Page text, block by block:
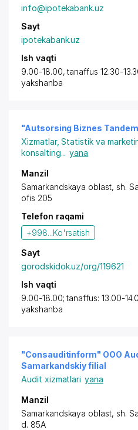
info@ipotekabank.uz
Sayt
ipotekabank.uz
Ish vaqti
9.00-18.00, tanaffus 12.30-
yakshanba
"Autsorsing Biznes
Xizmatlar,Statistik va
konsalting... yana
Manzil
Samarkandskaya oblast, sh.
ofis 205
Telefon raqami
+998...Ko'rsatish
Sayt
gorodskidok.uz/org/119621
Ish vaqti
9.00-18.00; tanaffus: 13.00-
yakshanba
"Consauditinform" OOO
Samarkandskiy filial
Audit xizmatlari yana
Manzil
Samarkandskaya oblast, sh.
d. 85A